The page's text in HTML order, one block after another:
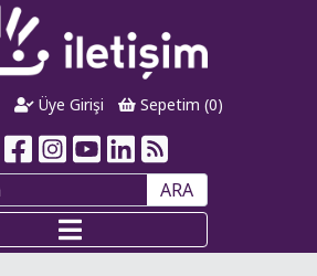
Üye Girişi Sepetim (0)
ARA